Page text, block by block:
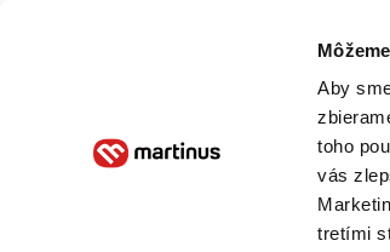
Aby
toho
vás
tretími
Poukážky